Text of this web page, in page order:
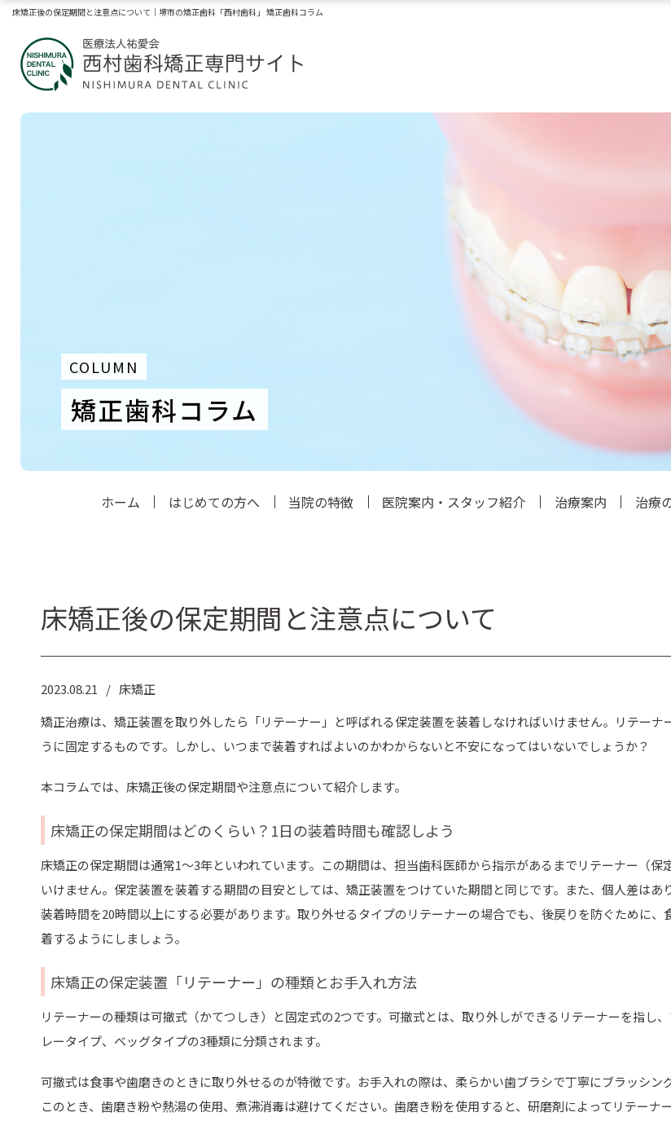
床矯正後の保定期間と注意点について｜堺市の矯正歯科「西村歯科」 矯正歯科コラム
COLUMN
矯正歯科コラム
ホーム はじめての方へ 当院の特徴 医院案内・スタッフ紹介 治療案内 治療
床矯正後の保定期間と注意点について
2023.08.21
床矯正
矯正治療は、矯正装置を取り外したら「リテーナー」と呼ばれる保定装置を装着しなければいけません。リテーナ
うに固定するものです。しかし、いつまで装着すればよいのかわからないと不安になってはいないでしょうか？
本コラムでは、床矯正後の保定期間や注意点について紹介します。
床矯正の保定期間はどのくらい？1日の装着時間も確認しよう
床矯正の保定期間は通常1～3年といわれています。この期間は、担当歯科医師から指示があるまでリテーナー（保
いけません。保定装置を装着する期間の目安としては、矯正装置をつけていた期間と同じです。また、個人差はあ
装着時間を20時間以上にする必要があります。取り外せるタイプのリテーナーの場合でも、後戻りを防ぐために、
着するようにしましょう。
床矯正の保定装置「リテーナー」の種類とお手入れ方法
リテーナーの種類は可撤式（かてつしき）と固定式の2つです。可撤式とは、取り外しができるリテーナーを指し
レータイプ、ベッグタイプの3種類に分類されます。
可撤式は食事や歯磨きのときに取り外せるのが特徴です。お手入れの際は、柔らかい歯ブラシで丁寧にブラッシン
このとき、歯磨き粉や熱湯の使用、煮沸消毒は避けてください。歯磨き粉を使用すると、研磨剤によってリテーナ